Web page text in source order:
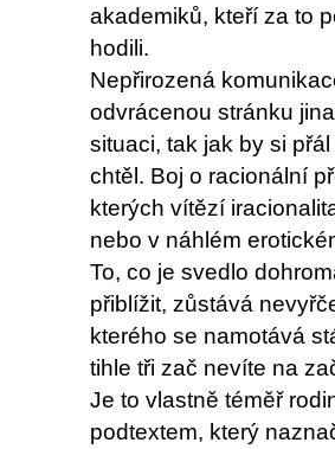
akademiků, kteří za to
hodili.
Nepřirozená
odvrácenou stránku
situaci, tak jak by si
chtěl. Boj o racionální
kterých vítězí
nebo v náhlém
To, co je svedlo
přiblížit, zůstává
kterého se namotává
tihle tři zač nevíte na
Je to vlastně téměř
podtextem, který